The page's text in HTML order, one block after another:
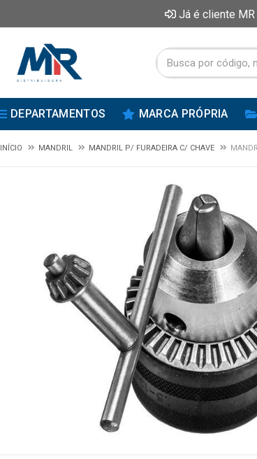
Já é cliente
DEPARTAMENTOS MARCA PRÓPRIA
INÍCIO MANDRIL MANDRIL P/ FURADEIRA C/ CHAVE